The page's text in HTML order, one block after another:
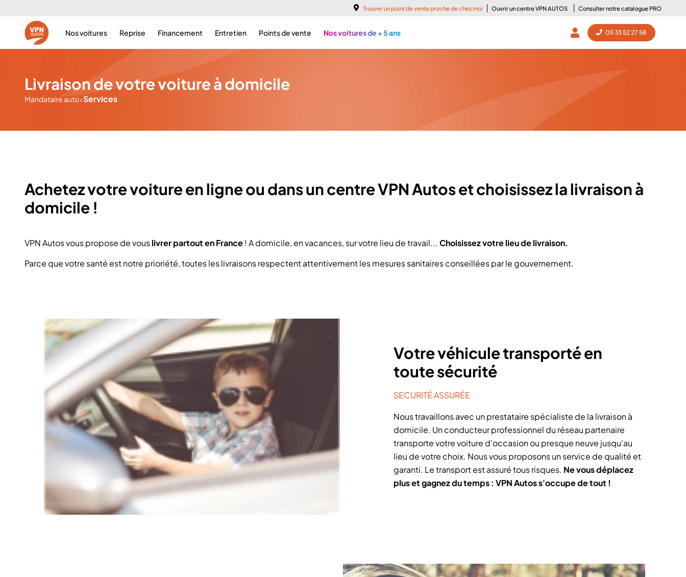
Trouver un point de vente proche de chez moi Ouvrir un centre VPN AUTOS Consulter notre catalogue PRO
05 33 52 27 58
Nos voitures Reprise Financement Entretien Points de vente Nos voitures de + 5 ans
Livraison de votre voiture à domicile
Mandataire auto‹Services
Achetez votre voiture en ligne ou dans un centre VPN Autoset choisissez la livraison à
domicile !
VPN Autos vous propose de vouslivrer partout en France! A domicile, en vacances, sur votre lieu de travail... Choisissez votre lieu de livraison.
Parce que votre santé est notre prioriété, toutes les livraisons respectent attentivement les mesures sanitaires conseillées par le gouvernement.
Votre véhicule transporté en
toute sécurité
SECURITÉ ASSURÉE
Nous travaillons avec un prestataire spécialiste de la livraison à
domicile. Un conducteur professionnel du réseau partenaire
transporte votre voiture d'occasion ou presque neuve jusqu'au
lieu de votre choix. Nous vous proposons un service de qualité et
garanti. Le transport est assuré tous risques. Ne vous déplacez
plus et gagnez du temps : VPN Autos s'occupe de tout !